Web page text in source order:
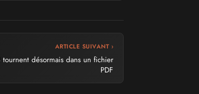
ARTICLE SUIVANT ›
désormais dans un fichier
PDF